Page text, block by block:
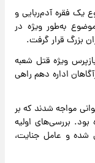
یک فقره آدم‌ربایی و
به‌طور ویژه در
بزرگ قرار گرفت.
ویژه قتل شعبه
اداره دهم راهی
مواجه شدند که بر
بود. بررسی‌های اولیه
شده و عامل جنایت،